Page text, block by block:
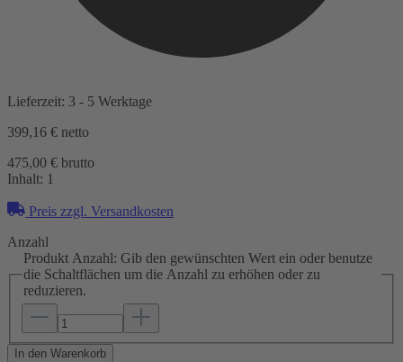
Lieferzeit: 3 - 5 Werktage
399,16 € netto
475,00 € brutto
Inhalt: 1
Preis zzgl. Versandkosten
Anzahl
Produkt Anzahl: Gib den gewünschten Wert ein oder benutze
die Schaltflächen um die Anzahl zu erhöhen oder zu
reduzieren.
In den Warenkorb